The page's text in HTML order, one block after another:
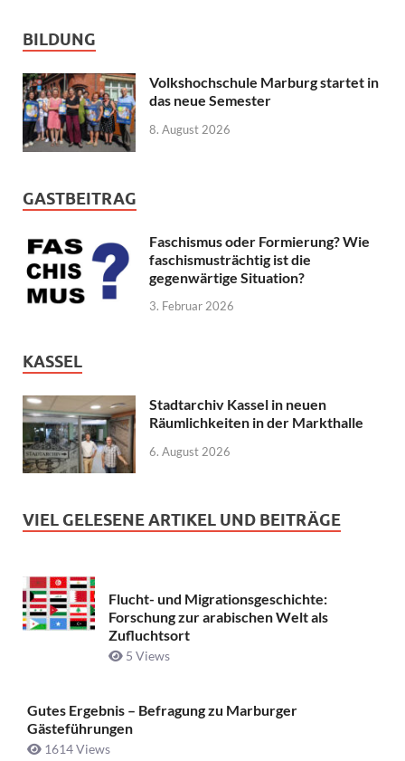
BILDUNG
Volkshochschule Marburg startet in
das neue Semester
8. August 2026
GASTBEITRAG
Faschismus oder Formierung? Wie
faschismusträchtig ist die
gegenwärtige Situation?
3. Februar 2026
KASSEL
Stadtarchiv Kassel in neuen
Räumlichkeiten in der Markthalle
6. August 2026
VIEL GELESENE ARTIKEL UND BEITRÄGE
Flucht- und Migrationsgeschichte:
Forschung zur arabischen Welt als
Zufluchtsort
5 Views
Gutes Ergebnis – Befragung zu Marburger
Gästeführungen
1614 Views